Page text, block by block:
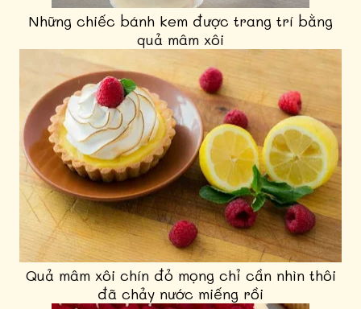
Những chiếc bánh kem được trang trí bằng
quả mâm xôi
Quả mâm xôi chín đỏ mọng chỉ cần nhìn thôi
đã chảy nước miếng rồi